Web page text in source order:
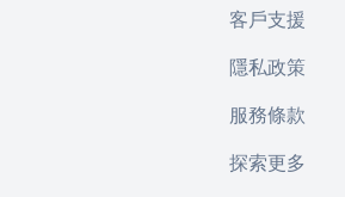
客戶支援
隱私政策
服務條款
探索更多